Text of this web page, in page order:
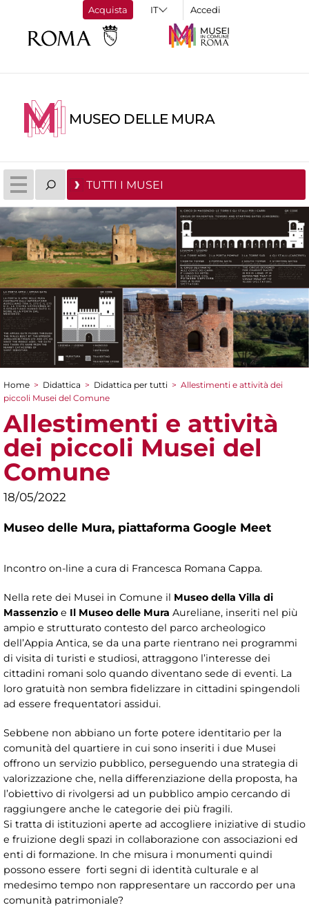
Acquista Accedi
MUSEO DELLE MURA
TUTTI I MUSEI
Tu sei qui
Home > Didattica > Didattica per tutti > Allestimenti e attività dei
piccoli Musei del Comune
Allestimenti e attività
dei piccoli Musei del
Comune
18/05/2022
Museo delle Mura, piattaforma Google Meet
Incontro on-line a cura di Francesca Romana Cappa.
Nella rete dei Musei in Comune il Museo della Villa di
Massenzio e Il Museo delle Mura Aureliane, inseriti nel più
ampio e strutturato contesto del parco archeologico
dell’Appia Antica, se da una parte rientrano nei programmi
di visita di turisti e studiosi, attraggono l’interesse dei
cittadini romani solo quando diventano sede di eventi. La
loro gratuità non sembra fidelizzare in cittadini spingendoli
ad essere frequentatori assidui.
Sebbene non abbiano un forte potere identitario per la
comunità del quartiere in cui sono inseriti i due Musei
offrono un servizio pubblico, perseguendo una strategia di
valorizzazione che, nella differenziazione della proposta, ha
l’obiettivo di rivolgersi ad un pubblico ampio cercando di
raggiungere anche le categorie dei più fragili.
Si tratta di istituzioni aperte ad accogliere iniziative di studio
e fruizione degli spazi in collaborazione con associazioni ed
enti di formazione. In che misura i monumenti quindi
possono essere forti segni di identità culturale e al
medesimo tempo non rappresentare un raccordo per una
comunità patrimoniale?